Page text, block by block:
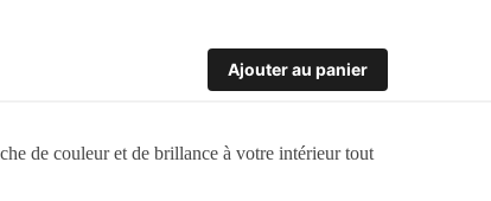
Ajouter au panier
de couleur et de brillance à votre intérieur tout